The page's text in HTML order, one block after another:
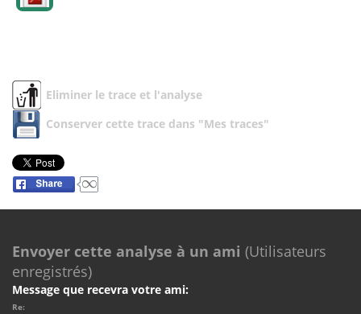
Eliminer le trace et l'analyse
Conserver cette trace dans "Mes traces"
Envoyer cette analyse à un ami (Utilisateurs
enregistrés)
Message que recevra votre ami:
Re: